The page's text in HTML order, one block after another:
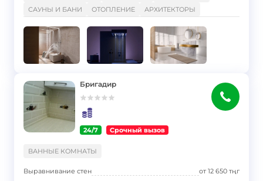
САУНЫ И БАНИ
ОТОПЛЕНИЕ АРХИТЕКТОРЫ
Бригадир
24/7 Срочный вызов
ВАННЫЕ КОМНАТЫ
Выравнивание стен от12 650 тңг